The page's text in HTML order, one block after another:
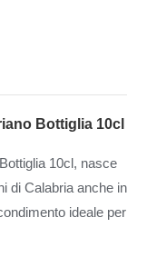
Bottiglia 10cl
10cl, nasce
di Calabria anche in
ideale per